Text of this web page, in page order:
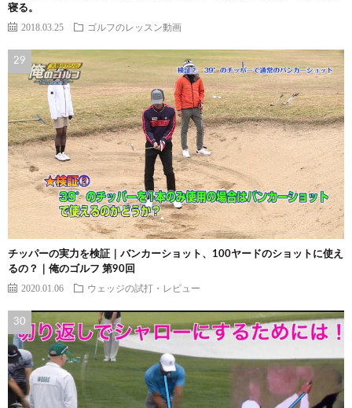
寝る。
2018.03.25 ゴルフのレッスン動画
チッパーの実力を検証｜バンカーショット、100ヤードのショットに使え
るの？｜俺のゴルフ 第90回
2020.01.06 ウェッジの試打・レビュー